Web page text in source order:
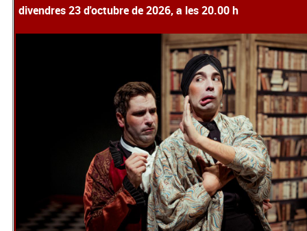
divendres 23 d'octubre de 2026, a les 20.00 h